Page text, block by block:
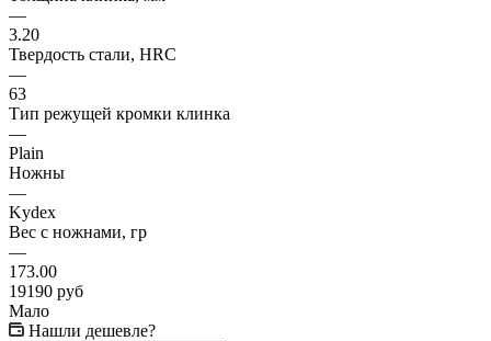
—
3.20
Твердость стали, HRC
—
63
Тип режущей кромки клинка
—
Plain
Ножны
—
Kydex
Вес с ножнами, гр
—
173.00
19190 руб
Мало
Нашли дешевле?